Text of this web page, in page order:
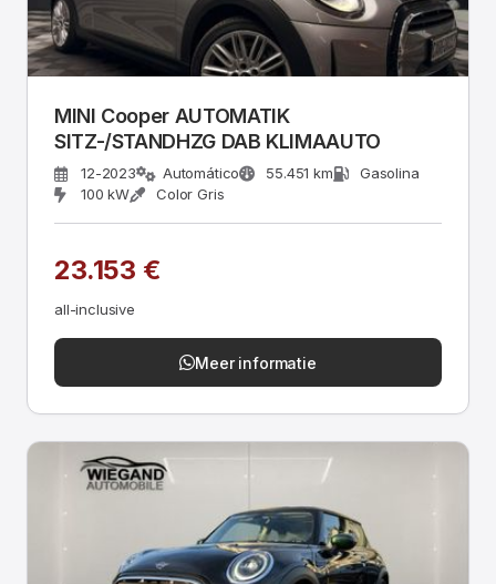
MINI Cooper AUTOMATIK
SITZ-/STANDHZG DAB KLIMAAUTO
12-2023 Automático 55.451 km
Gasolina
100 kW
Color Gris
23.153 €
all-inclusive
Meer informatie